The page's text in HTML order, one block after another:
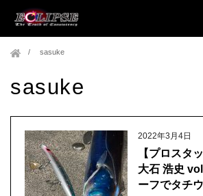
sasuke
sasuke
2022年3月4日
【プロスタ
大石 浩史
ーフでタチ